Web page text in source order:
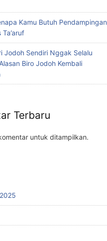
Kamu Butuh Pendampingan
Jodoh Sendiri Nggak Selalu
Biro Jodoh Kembali
Terbaru
untuk ditampilkan.